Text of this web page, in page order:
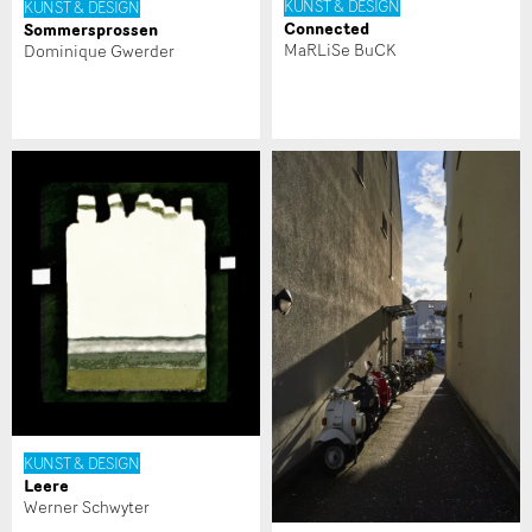
Zur Qualitätssicherung wird eine Kopie der E-Mail an
guidle übermittelt.
NACHRICHT SENDEN
Schliessen
KUNST & DESIGN
Sommersprossen
Dominique Gwerder
KUNST & DESIGN
Connected
MaRLiSe BuCK
KUNST & DESIGN
Leere
Werner Schwyter